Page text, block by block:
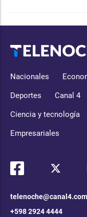
Nacionales
Deportes Canal 4
Ciencia y tecnología
Empresariales
+598 2924 4444